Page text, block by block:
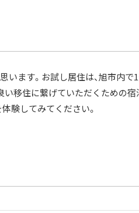
ます。お試し居住は、旭市内で
い移住に繋げていただくための
験してみてください。